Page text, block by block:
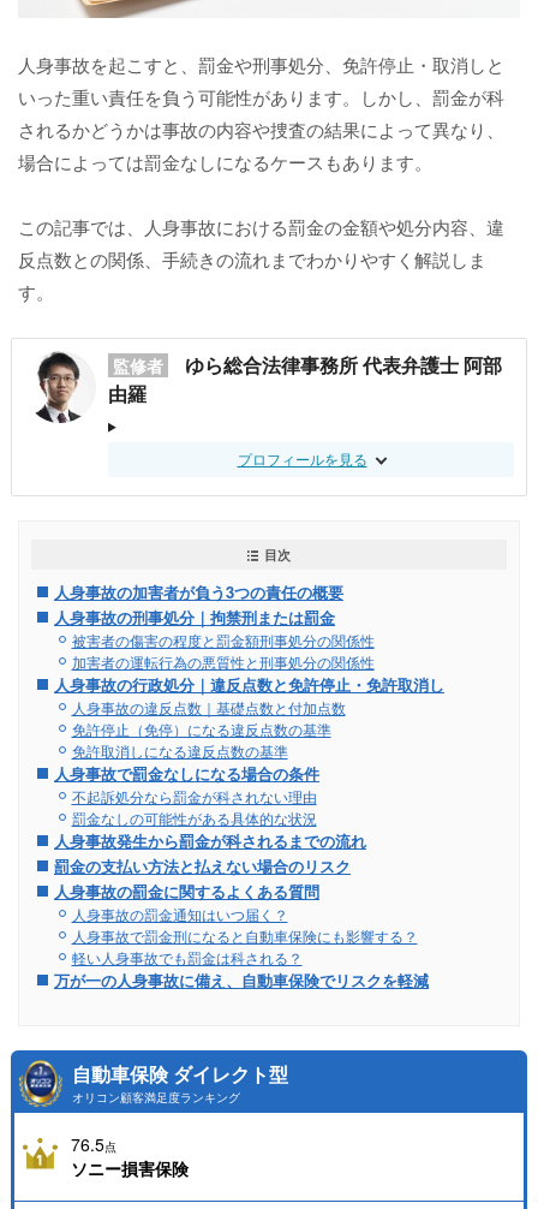
人身事故を起こすと、罰金や刑事処分、免許停止・取消しと
いった重い責任を負う可能性があります。しかし、罰金が科
されるかどうかは事故の内容や捜査の結果によって異なり、
場合によっては罰金なしになるケースもあります。
この記事では、人身事故における罰金の金額や処分内容、違
反点数との関係、手続きの流れまでわかりやすく解説しま
す。
監修者
ゆら総合法律事務所 代表弁護士 阿部
由羅
プロフィールを見る
目次
人身事故の加害者が負う3つの責任の概要
人身事故の刑事処分｜拘禁刑または罰金
被害者の傷害の程度と罰金額刑事処分の関係性
加害者の運転行為の悪質性と刑事処分の関係性
人身事故の行政処分｜違反点数と免許停止・免許取消し
人身事故の違反点数｜基礎点数と付加点数
免許停止（免停）になる違反点数の基準
免許取消しになる違反点数の基準
人身事故で罰金なしになる場合の条件
不起訴処分なら罰金が科されない理由
罰金なしの可能性がある具体的な状況
人身事故発生から罰金が科されるまでの流れ
罰金の支払い方法と払えない場合のリスク
人身事故の罰金に関するよくある質問
人身事故の罰金通知はいつ届く？
人身事故で罰金刑になると自動車保険にも影響する？
軽い人身事故でも罰金は科される？
万が一の人身事故に備え、自動車保険でリスクを軽減
自動車保険 ダイレクト型
オリコン顧客満足度ランキング
76.5点
ソニー損害保険